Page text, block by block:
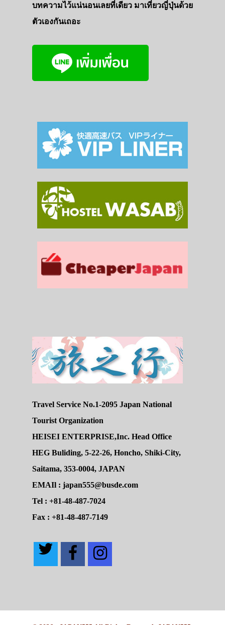
บทความไว้แน่นอนเลยที่เดียว มาเที่ยวญี่ปุ่นด้วย
ตัวเองกันเถอะ
Travel Service No.1-2095 Japan National
Tourist Organization
HEISEI ENTERPRISE,Inc. Head Office
HEG Buliding, 5-22-26, Honcho, Shiki-City,
Saitama, 353-0004, JAPAN
EMAIl : japan555@busde.com
Tel : +81-48-487-7024
Fax : +81-48-487-7149